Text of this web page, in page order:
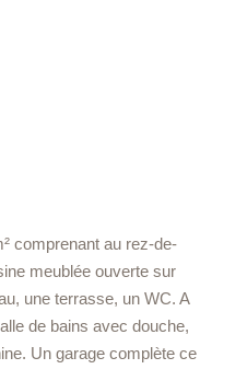
comprenant au rez-de-
meublée ouverte sur
une terrasse, un WC. A
de bains avec douche,
Un garage complète ce